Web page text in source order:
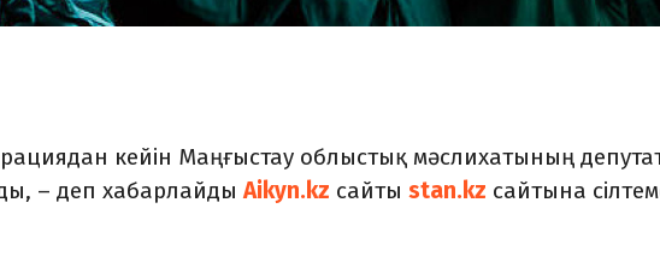
кейін Маңғыстау облыстық мәслихатының
– деп хабарлайдыAikyn.kz сайты stan.kz сайтына